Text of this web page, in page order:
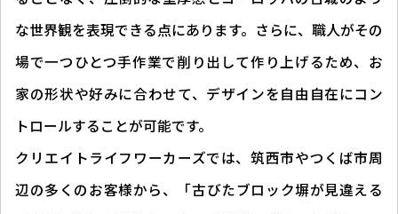
な世界観を表現できる点にあります。さらに、職人がその
場で一つひとつ手作業で削り出して作り上げるため、お
家の形状や好みに合わせて、デザインを自由自在にコン
トロールすることが可能です。
クリエイトライフワーカーズでは、筑西市やつくば市周
辺の多くのお客様から、「古びたブロック塀が見違える